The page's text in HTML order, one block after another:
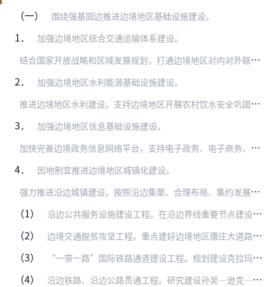
（一）
围绕强基固边推进边境地区基础设施建设。
1． 加强边境地区综合交通运输体系建设。
结
合国家开放战略和区域发展规划，打通边境地区对内对外联系大通道，实现通江达海出境。深入实施军民融合发展战略，推进沿边区际铁路交通网络、公路交通网络、航空网络和航…
2．
加强边境地区水利能源基础设施建设。
推
进边境地区水利建设。支持边境地区开展农村饮水安全巩固提升工程、农田水利工程、防洪抗旱减灾工程、水资源开发利用工程、水资源保护工程、水土保持和农村水电工程等民生…
3．
加强边境地区信息基础设施建设。
加
快完善边境政务信息网络平台，支持电子政务、电子商务、远程教育、远程医疗、网络安全、社会信用体系等重大信息化工程和网络与信息安全设施建设，加快城市光纤宽带接入，…
4．
因地制宜推进边境地区城镇化建设。
强
力推进沿边城镇建设。按照沿边集聚、合理布局、集约发展和适度超前原则，以边境市为引领，构建以边境重要节点城市和小城镇为支撑、临边集镇为节点、抵边村寨为支点，沿边…
（1）
沿边公共服务设施建设工程。在沿边界线重要节点建设较高水平和标准的学校、医院、国际旅行卫生保健中心、文化广场、公共体育服务设施、市场等，全面提升基础设施建设水平，…
（2） 边境交通脱贫攻坚工程。重点建好边境地区康庄大道路、幸福小康路、平安放心路、特色致富路，全力加快边境地区国家高速公路、普通国省道、农村公路、县级客运站、乡镇客运站…
（3） “一带一路”国际铁路通道建设工程。规划建设克拉玛依—塔城（巴克图）铁路，研究建设中吉乌、中巴等铁路。规划建设防城港—东兴等铁路，研究建设临沧—清水河、日喀则—吉…
（4） 沿边铁路、沿边公路贯通工程。研究建设孙吴—逊克—乌伊岭铁路，推进韩家园—黑河、鹤岗—富锦、创业—饶河—东方红、东宁—珲春等东北沿边铁路，芒市—临沧—文山—靖西—…